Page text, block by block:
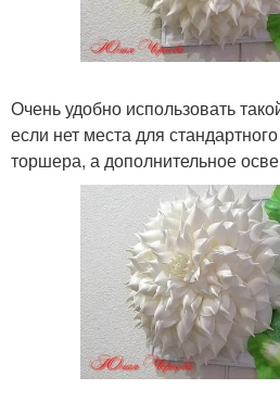
Очень удобно использовать
если нет места для
торшера, а дополнительное